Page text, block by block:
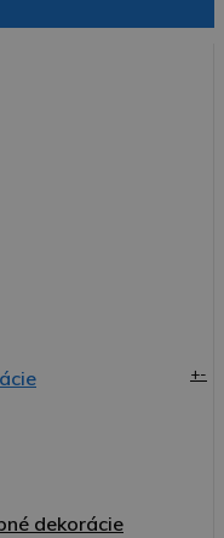
+-
dekorácie